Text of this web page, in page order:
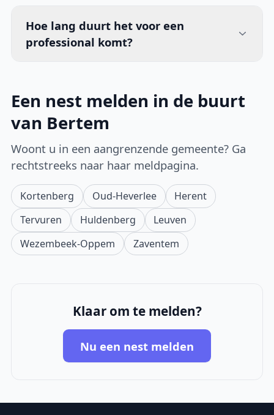
Hoe lang duurt het voor een
professional komt?
Een nest melden in de buurt
van Bertem
Woont u in een aangrenzende gemeente? Ga
rechtstreeks naar haar meldpagina.
Kortenberg Oud-Heverlee
Herent
Tervuren
Huldenberg
Leuven
Wezembeek-Oppem
Zaventem
Klaar om te melden?
Nu een nest melden